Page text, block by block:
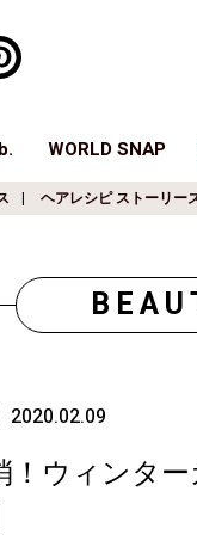
WORLD SNAP
ヘアレシピ ストーリー
2020.02.09
！ウィンタ